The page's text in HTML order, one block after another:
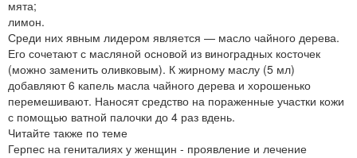
мята;
лимон.
Среди них явным лидером является — масло чайного дерева.
Его сочетают с масляной основой из виноградных косточек
(можно заменить оливковым). К жирному маслу (5 мл)
добавляют 6 капель масла чайного дерева и хорошенько
перемешивают. Наносят средство на пораженные участки кожи
с помощью ватной палочки до 4 раз вдень.
Читайте также по теме
Герпес на гениталиях у женщин - проявление и лечение